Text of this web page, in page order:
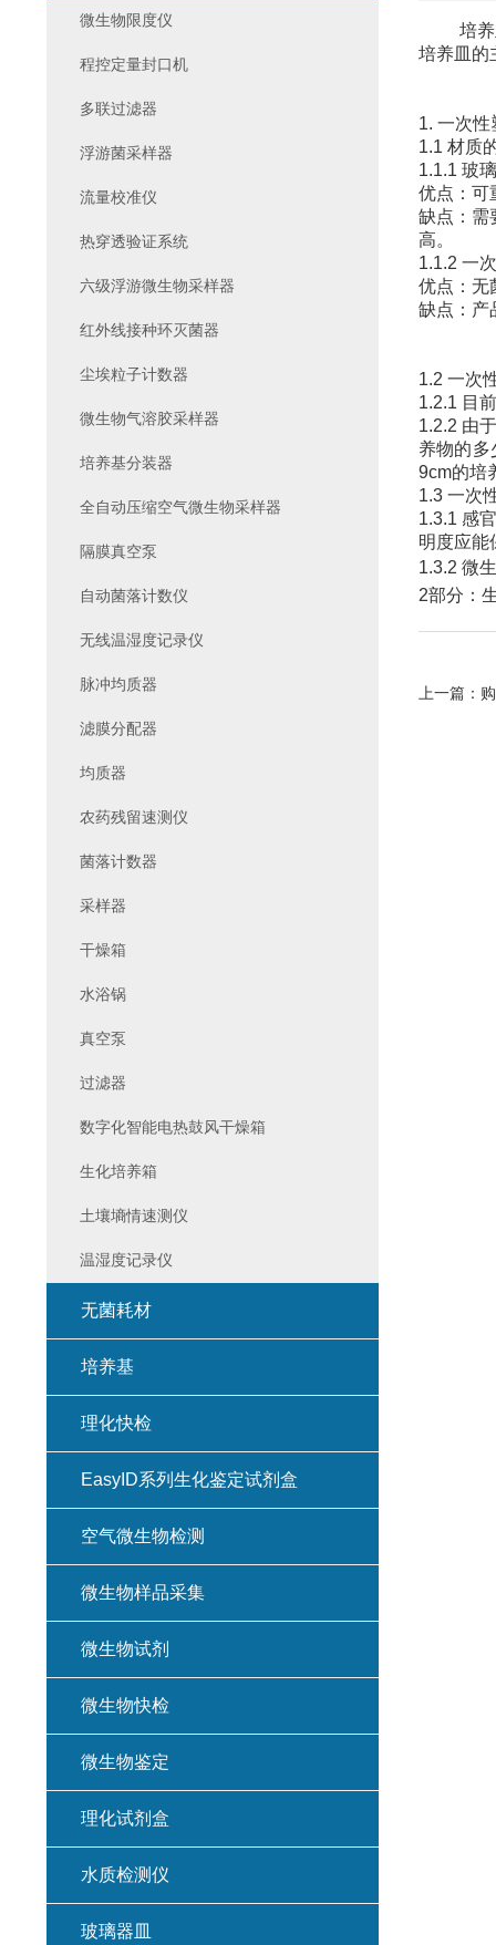
培
培养皿的
1. 一次
1.1 材质
1.1.1 玻
优点：可
缺点：需
高。
1.1.2 一
优点：无
缺点：产
1.2 一次
1.2.1 目
1.2.2 由
养物的
9cm的培
1.3 一次
1.3.1 感
明度应能
1.3.2 微
2部分：
上一篇：
微生物限度仪
程控定量封口机
多联过滤器
浮游菌采样器
流量校准仪
热穿透验证系统
六级浮游微生物采样器
红外线接种环灭菌器
尘埃粒子计数器
微生物气溶胶采样器
培养基分装器
全自动压缩空气微生物采样器
隔膜真空泵
自动菌落计数仪
无线温湿度记录仪
脉冲均质器
滤膜分配器
均质器
农药残留速测仪
菌落计数器
采样器
干燥箱
水浴锅
真空泵
过滤器
数字化智能电热鼓风干燥箱
生化培养箱
土壤墒情速测仪
温湿度记录仪
无菌耗材
培养基
理化快检
EasyID系列生化鉴定试剂盒
空气微生物检测
微生物样品采集
微生物试剂
微生物快检
微生物鉴定
理化试剂盒
水质检测仪
玻璃器皿